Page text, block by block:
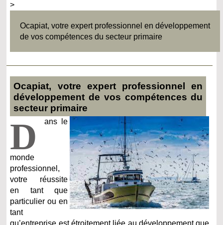
>
Ocapiat, votre expert professionnel en développement
de vos compétences du secteur primaire
Ocapiat, votre expert professionnel en
développement de vos compétences du
secteur primaire
D ans le
monde
professionnel,
votre réussite
en tant que
particulier ou en
tant
qu’entreprise est étroitement liée au développement que